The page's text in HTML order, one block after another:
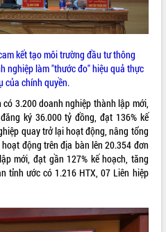
kết tạo môi trường đầu tư thông
nghiệp làm "thước đo" hiệu quả thực
của chính quyền.
3.200 doanh nghiệp thành lập mới,
ký 36.000 tỷ đồng, đạt 136% kế
quay trở lại hoạt động, nâng tổng
động trên địa bàn lên 20.354 đơn
mới, đạt gần 127% kế hoạch, tăng
tỉnh ước có 1.216 HTX, 07 Liên hiệp